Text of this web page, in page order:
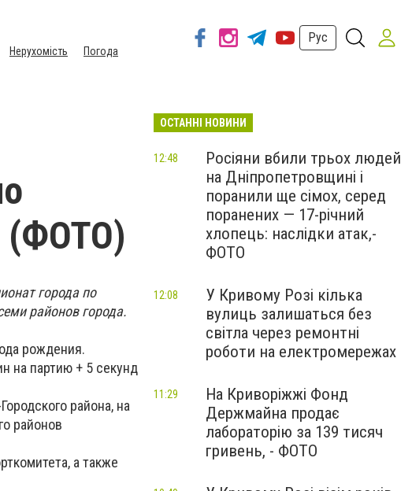
Нерухомість Погода
Рус
(ФОТО)
города по
районов города.
рождения.
на партию + 5 секунд
района, на
районов
а также
ОСТАННІ НОВИНИ
Росіяни вбили трьох людей
на Дніпропетровщині і
поранили ще сімох, серед
поранених — 17-річний
хлопець: наслідки атак,-
ФОТО
12:48
У Кривому Розі кілька
вулиць залишаться без
світла через ремонтні
роботи на електромережах
12:08
На Криворіжжі Фонд
Держмайна продає
лабораторію за 139 тисяч
гривень, - ФОТО
11:29